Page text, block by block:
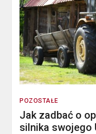
POZOSTAŁE
Jak zadbać o
silnika swojego